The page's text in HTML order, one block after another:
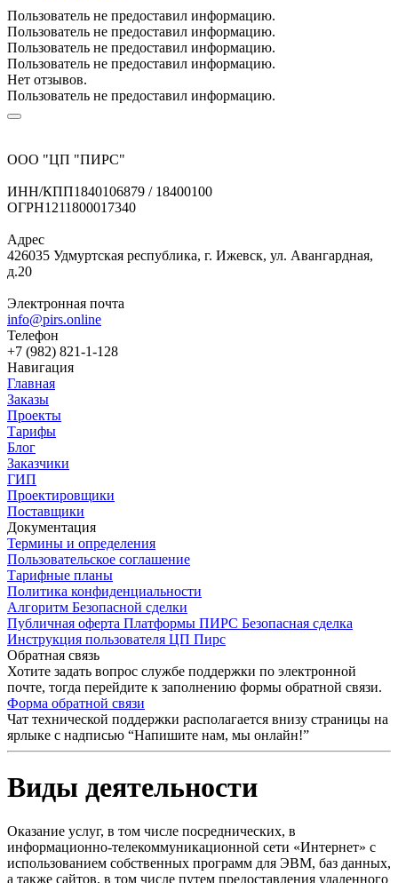
Пользователь не предоставил информацию.
Пользователь не предоставил информацию.
Пользователь не предоставил информацию.
Пользователь не предоставил информацию.
Нет отзывов.
Пользователь не предоставил информацию.
ООО "ЦП "ПИРС"
ИНН/КПП1840106879 / 18400100
ОГРН1211800017340
Адрес
426035 Удмуртская республика, г. Ижевск, ул. Авангардная,
д.20
Электронная почта
info@pirs.online
Телефон
+7 (982) 821-1-128
Навигация
Главная
Заказы
Проекты
Тарифы
Блог
Заказчики
ГИП
Проектировщики
Поставщики
Документация
Термины и определения
Пользовательское соглашение
Тарифные планы
Политика конфиденциальности
Алгоритм Безопасной сделки
Публичная оферта Платформы ПИРС Безопасная сделка
Инструкция пользователя ЦП Пирс
Обратная связь
Хотите задать вопрос службе поддержки по электронной
почте, тогда перейдите к заполнению формы обратной связи.
Форма обратной связи
Чат технической поддержки располагается внизу страницы на
ярлыке с надписью “Напишите нам, мы онлайн!”
Виды деятельности
Оказание услуг, в том числе посреднических, в
информационно-телекоммуникационной сети «Интернет» с
использованием собственных программ для ЭВМ, баз данных,
а также сайтов, в том числе путем предоставления удаленного